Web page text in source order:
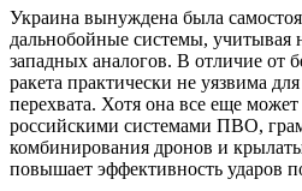
Украина вынуждена была
дальнобойные системы, учитывая
западных аналогов. В отличие от
ракета практически не уязвима
перехвата. Хотя она все еще
российскими системами ПВО,
комбинирования дронов и
повышает эффективность ударов